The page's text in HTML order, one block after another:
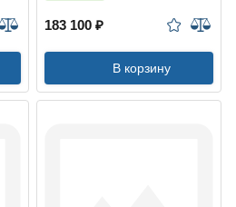
183 100 ₽
В корзину